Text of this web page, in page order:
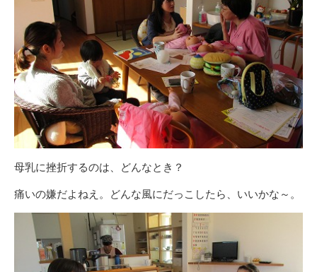
母乳に挫折するのは、どんなとき？
痛いの嫌だよねえ。どんな風にだっこしたら、いいかな～。